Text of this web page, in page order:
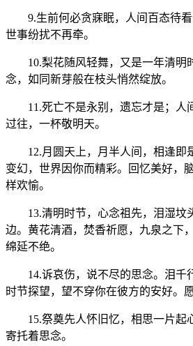
9.生前何必贪寐眠，人间百态待
世事纷扰不再牵。
10.梨花随风轻舞，又是一年清明
念，如同新芽般在枝头悄然绽放。
11.死亡不是永别，遗忘才是；人
过往，一杯敬明天。
12.月圆天上，月半人间，相逢即
变幻，世界因你而精彩。回忆美好，
样欢愉。
13.清明时节，心念祖先，泪湿坟
边。黄花清酒，焚香祈愿，九泉之下
绵延不绝。
14.诉哀伤，说不尽的思念。泪千
时节探望，望不穿你在彼方的安好。
15.祭奠先人怀旧忆，相思一片起
寄托着思念。